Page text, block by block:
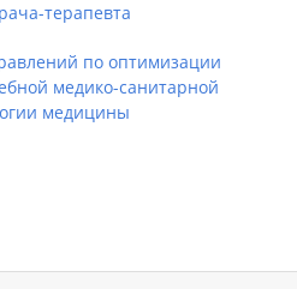
терапевта
по оптимизации
медико-санитарной
медицины